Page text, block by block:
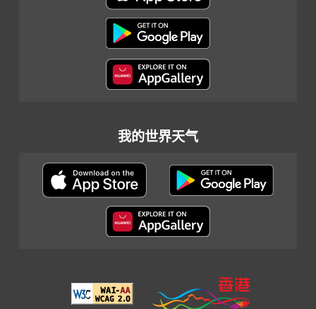
我的世界天气